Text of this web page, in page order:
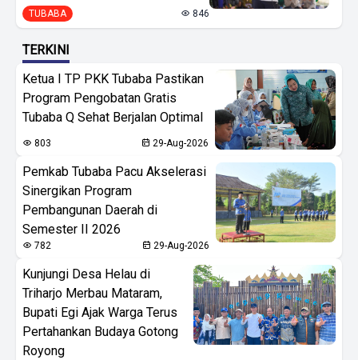
TUBABA 846
TERKINI
Ketua I TP PKK Tubaba Pastikan
Program Pengobatan Gratis
Tubaba Q Sehat Berjalan Optimal
803 29-Aug-2026
Pemkab Tubaba Pacu Akselerasi
Sinergikan Program
Pembangunan Daerah di
Semester II 2026
782 29-Aug-2026
Kunjungi Desa Helau di
Triharjo Merbau Mataram,
Bupati Egi Ajak Warga Terus
Pertahankan Budaya Gotong
Royong